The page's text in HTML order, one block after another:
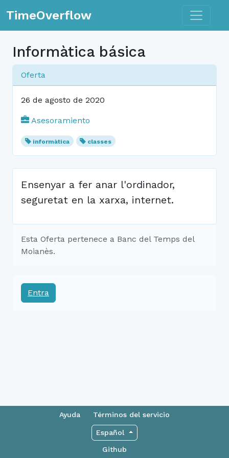
TimeOverflow Toggle
Informàtica básica
Oferta
26 de agosto de 2020
Asesoramiento
informàtica classes
Ensenyar a fer anar l'ordinador,
seguretat en la xarxa, internet.
Esta Oferta pertenece a Banc del Temps del
Moianès.
Entra
Ayuda Términos del servicio
Español
Github